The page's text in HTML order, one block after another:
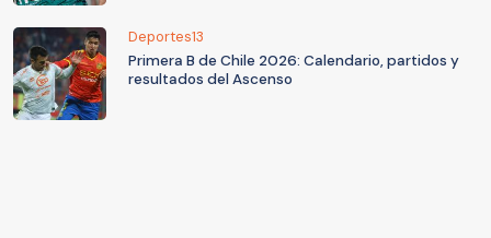
Deportes13
Primera B de Chile 2026: Calendario, partidos y
resultados del Ascenso